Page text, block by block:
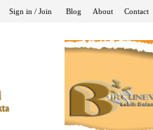
Sign in / Join Blog About Contact